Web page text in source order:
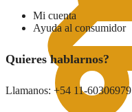
Mi cuenta
Ayuda al consumidor
Quieres hablarnos?
Llamanos: +54 11-60306979